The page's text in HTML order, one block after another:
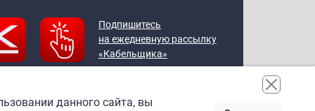
Подпишитесь
на ежедневную рассылку
«Кабельщика»
данного сайта, вы